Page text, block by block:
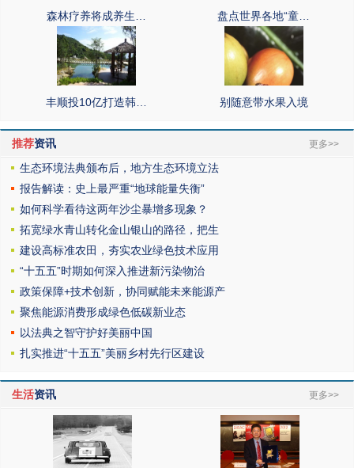
森林疗养将成养生… 盘点世界各地“童…
丰顺投10亿打造韩… 别随意带水果入境
推荐资讯 更多>>
生态环境法典颁布后，地方生态环境立法
报告解读：史上最严重“地球能量失衡”
如何科学看待这两年沙尘暴增多现象？
拓宽绿水青山转化金山银山的路径，把生
建设高标准农田，夯实农业绿色技术应用
“十五五”时期如何深入推进新污染物治
政策保障+技术创新，协同赋能未来能源产
聚焦能源消费形成绿色低碳新业态
以法典之智守护好美丽中国
扎实推进“十五五”美丽乡村先行区建设
生活资讯 更多>>